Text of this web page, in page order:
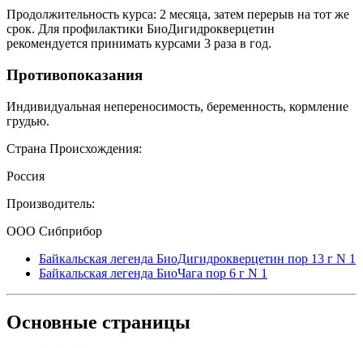
Продолжительность курса: 2 месяца, затем перерыв на тот же
срок. Для профилактики БиоДигидрокверцетин
рекомендуется принимать курсами 3 раза в год.
Противопоказания
Индивидуальная непереносимость, беременность, кормление
грудью.
Страна Происхождения:
Россия
Производитель:
ООО Сибприбор
Байкальская легенда БиоДигидрокверцетин пор 13 г N 1
Байкальская легенда БиоЧага пор 6 г N 1
Основные страницы